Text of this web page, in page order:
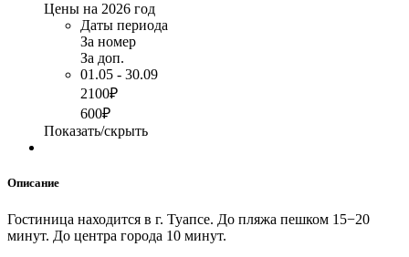
Цены на 2026 год
Даты периода
За номер
За доп.
01.05 - 30.09
2100₽
600₽
Показать/скрыть
Описание
Гостиница находится в г. Туапсе. До пляжа пешком 15−20
минут. До центра города 10 минут.